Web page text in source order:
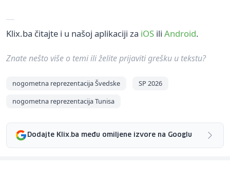
Klix.ba čitajte i u našoj aplikaciji za iOS ili Android.
Znate nešto više o temi ili želite prijaviti grešku u tekstu?
nogometna reprezentacija Švedske
SP 2026
nogometna reprezentacija Tunisa
Dodajte Klix.ba među omiljene izvore na Googlu